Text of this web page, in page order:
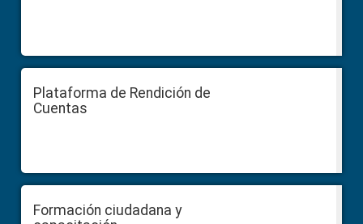
Plataforma de Rendición de
Cuentas
Formación ciudadana y